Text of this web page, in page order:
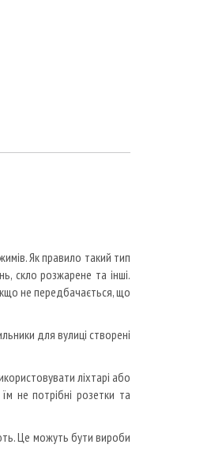
Як правило такий тип
скло розжарене та інші.
не передбачається, що
для вулиці створені
ліхтарі або
не потрібні розетки та
Це можуть бути вироби